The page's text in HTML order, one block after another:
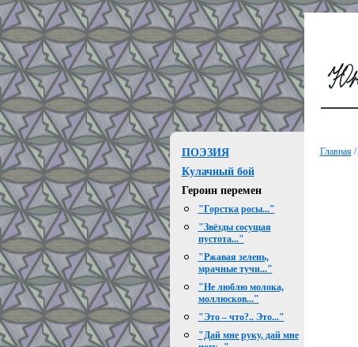
ПОЭЗИЯ
Кулачный бой
Героин перемен
"Горстка росы..."
"Звёзды сосущая
пустота..."
"Ржавая зелень,
мрачные тучи..."
"Не люблю молока,
моллюсков..."
"Это – что?.. Это..."
"Дай мне руку, дай мне
Главная/